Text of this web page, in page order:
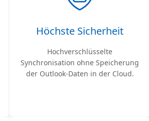
Höchste Sicherheit
Hochverschlüsselte
Synchronisation ohne Speicherung
der Outlook-Daten in der Cloud.